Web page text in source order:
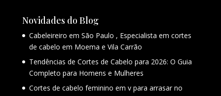
Novidades do Blog
Cabeleireiro em São Paulo , Especialista em cortes
de cabelo em Moema e Vila Carrão
Tendências de Cortes de Cabelo para 2026: O Guia
Completo para Homens e Mulheres
Cortes de cabelo feminino em v para arrasar no